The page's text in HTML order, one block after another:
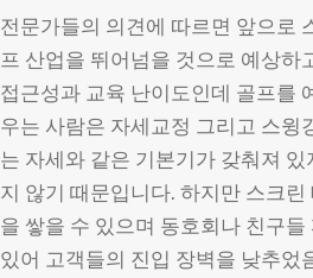
전문가들의 의견에 따르면 앞으로
프 산업을 뛰어넘을 것으로 예상하
접근성과 교육 난이도인데 골프를
우는 사람은 자세교정 그리고 스윙
는 자세와 같은 기본기가 갖춰져
지 않기 때문입니다. 하지만 스크
을 쌓을 수 있으며 동호회나 친구
있어 고객들의 진입 장벽을 낮추었